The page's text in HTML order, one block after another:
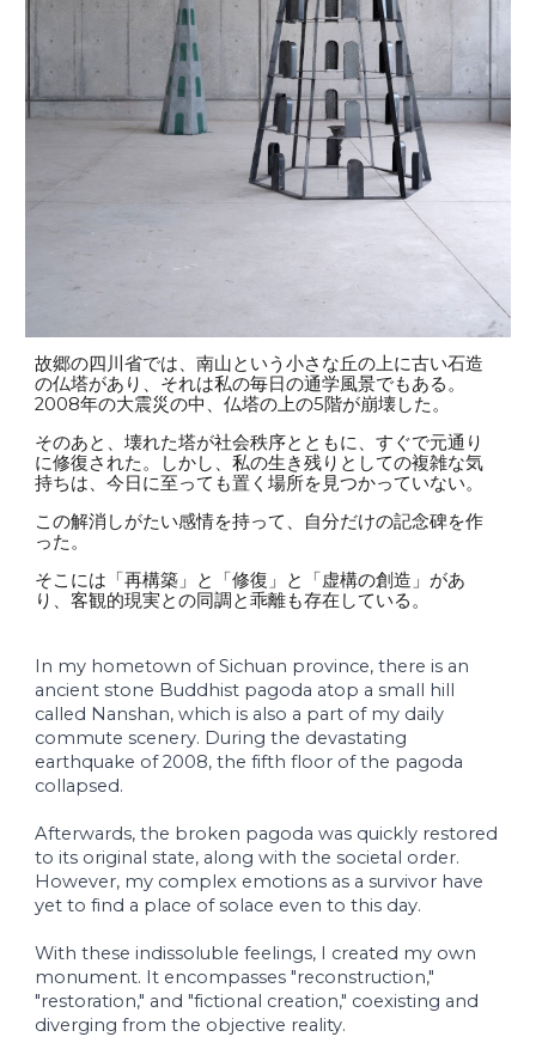
故郷の四川省では、南山という小さな丘の上に古い石造
の仏塔があり、それは私の毎日の通学風景でもある。
2008年の大震災の中、仏塔の上の5階が崩壊した。
そのあと、壊れた塔が社会秩序とともに、すぐで元通り
に修復された。しかし、私の生き残りとしての複雑な気
持ちは、今日に至っても置く場所を見つかっていない。
この解消しがたい感情を持って、自分だけの記念碑を作
った。
そこには「再構築」と「修復」と「虚構の創造」があ
り、客観的現実との同調と乖離も存在している。
In my hometown of Sichuan province, there is an
ancient stone Buddhist pagoda atop a small hill
called Nanshan, which is also a part of my daily
commute scenery. During the devastating
earthquake of 2008, the fifth floor of the pagoda
collapsed.
Afterwards, the broken pagoda was quickly restored
to its original state, along with the societal order.
However, my complex emotions as a survivor have
yet to find a place of solace even to this day.
With these indissoluble feelings, I created my own
monument. It encompasses "reconstruction,"
"restoration," and "fictional creation," coexisting and
diverging from the objective reality.